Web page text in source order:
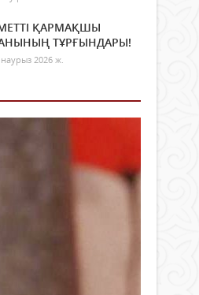
ҚАРМАҚШЫ
ТҰРҒЫНДАРЫ!
2026 ж.